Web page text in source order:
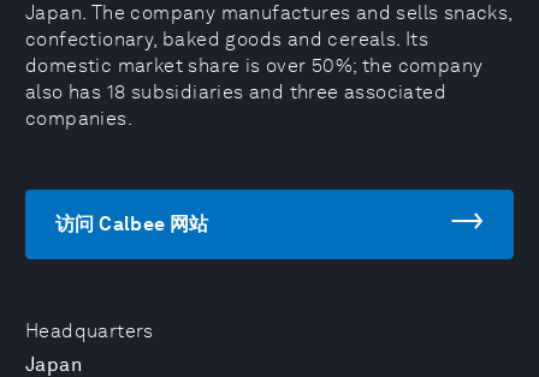
Headquarters
Japan
Japan. The company manufactures and sells snacks,
confectionary, baked goods and cereals. Its
domestic market share is over 50%; the company
also has 18 subsidiaries and three associated
companies.
访问 Calbee 网站